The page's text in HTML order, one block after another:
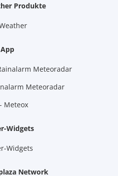
Produkte
App
Meteoradar
Meteoradar
Meteox
Widgets
Widgets
Network